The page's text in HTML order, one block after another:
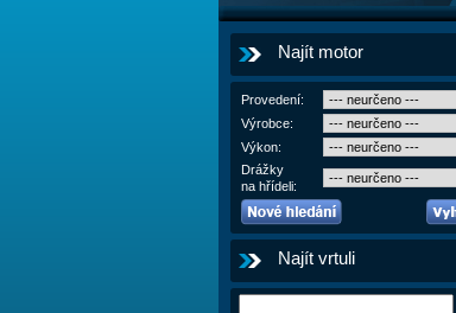
Najít motor
Provedení:
Výrobce:
Výkon:
Drážky
na hřídeli:
Najít vrtuli